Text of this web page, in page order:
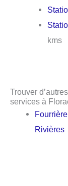
kms
Trouver
services à
Rivières